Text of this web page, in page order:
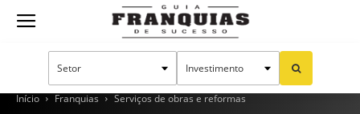
Guia
Franquias
Início Franquias Serviços de obras e reformas